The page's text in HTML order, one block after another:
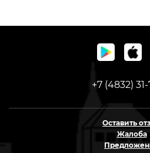
+7 (4832)
Оставить
Жалоба